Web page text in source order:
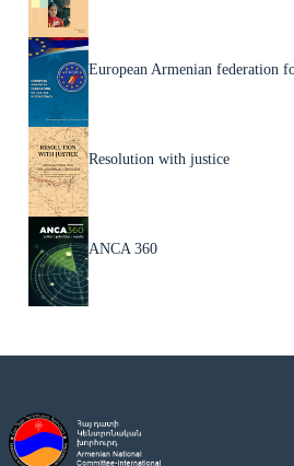
European Armenian federation
Resolution with justice
ANCA 360